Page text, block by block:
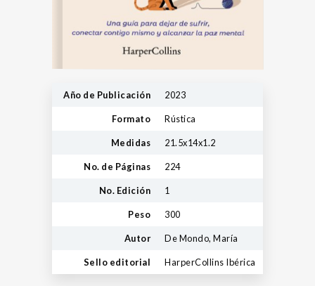
Año de Publicación 2023
Formato Rústica
Medidas 21.5x14x1.2
No. de Páginas 224
No. Edición 1
Peso 300
Autor De Mondo, María
Sello editorial HarperCollins Ibérica